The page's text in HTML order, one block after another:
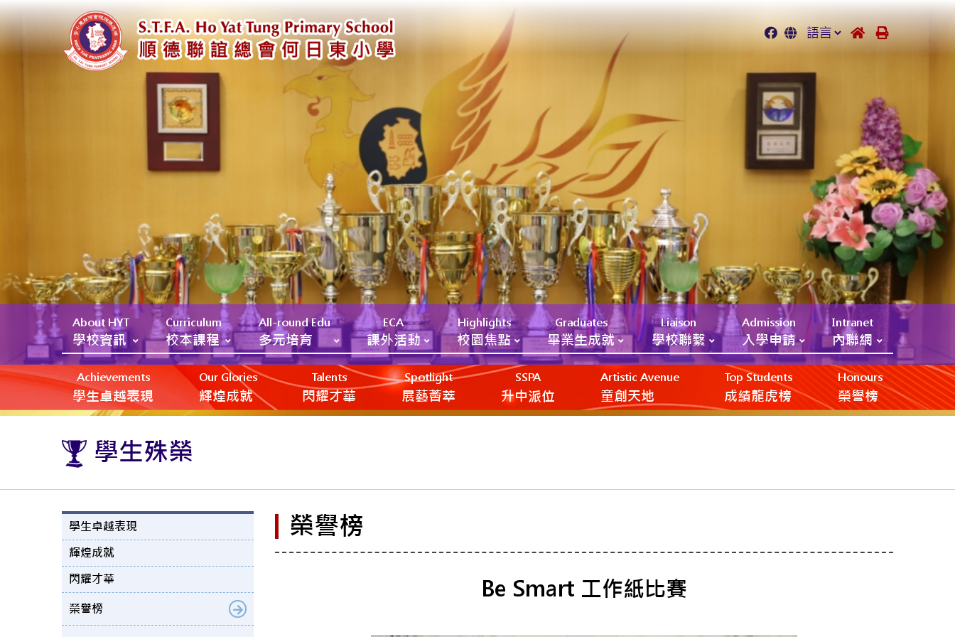
About HYT
學校資訊
Curriculum
校本課程
All-round Edu
多元培育
ECA
課外活動
Highlights
校園焦點
Graduates
畢業生成就
Liaison
學校聯繫
Admission
入學申請
Intranet
內聯網
Achievements
學生卓越表現
Our Glories
輝煌成就
Talents
閃耀才華
Spotlight
展藝薈萃
SSPA
升中派位
Artistic Avenue
‎‎‏‎ㅤ童創天地
Top Students
成績龍虎榜
Honours
榮譽榜
學生殊榮
學生卓越表現
輝煌成就
閃耀才華
榮譽榜
榮譽榜
Be Smart 工作紙比賽